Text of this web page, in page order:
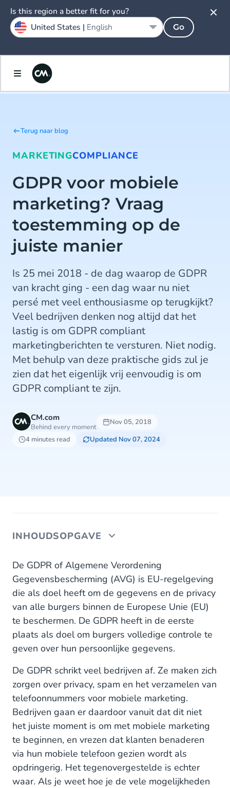
Terug naar blog
MARKETINGCOMPLIANCE
GDPR voor mobiele
marketing? Vraag
toestemming op de
juiste manier
Is 25 mei 2018 - de dag waarop de GDPR
van kracht ging - een dag waar nu niet
persé met veel enthousiasme op terugkijkt?
Veel bedrijven denken nog altijd dat het
lastig is om GDPR compliant
marketingberichten te versturen. Niet nodig.
Met behulp van deze praktische gids zul je
zien dat het eigenlijk vrij eenvoudig is om
GDPR compliant te zijn.
CM.com
Behind every moment
Nov 05, 2018
4 minutes read
Updated Nov 07, 2024
INHOUDSOPGAVE
Praktische gids: Mobiele Marketing & GDPR
1. Breid lead flows uit met een veld voor
mobiele nummers en opt-in
2. Privacybeleid
3. Maak je bericht persoonlijk en relevant
managementsysteem op zijn plaats hebt
De GDPR of Algemene Verordening
Gegevensbescherming (AVG) is EU-regelgeving
die als doel heeft om de gegevens en de privacy
van alle burgers binnen de Europese Unie (EU)
te beschermen. De GDPR heeft in de eerste
plaats als doel om burgers volledige controle te
geven over hun persoonlijke gegevens.
De GDPR schrikt veel bedrijven af. Ze maken zich
zorgen over privacy, spam en het verzamelen van
telefoonnummers voor mobiele marketing.
Bedrijven gaan er daardoor vanuit dat dit niet
het juiste moment is om met mobiele marketing
te beginnen, en vrezen dat klanten benaderen
via hun mobiele telefoon gezien wordt als
opdringerig. Het tegenovergestelde is echter
waar. Als je weet hoe je de vele mogelijkheden
Is this region a better fit for you?
United States | English Go